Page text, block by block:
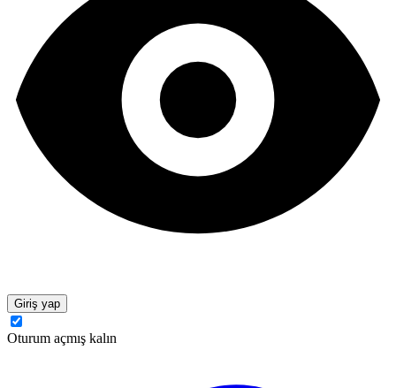
Giriş yap
Oturum açmış kalın